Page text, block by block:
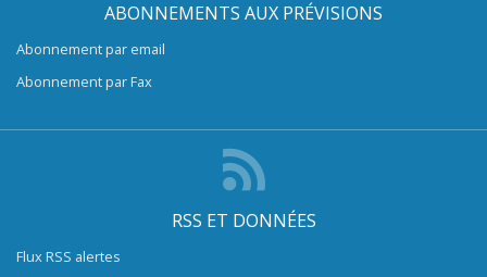
ABONNEMENTS AUX PRÉVISIONS
Abonnement par email
Abonnement par Fax
RSS ET DONNÉES
Flux RSS alertes